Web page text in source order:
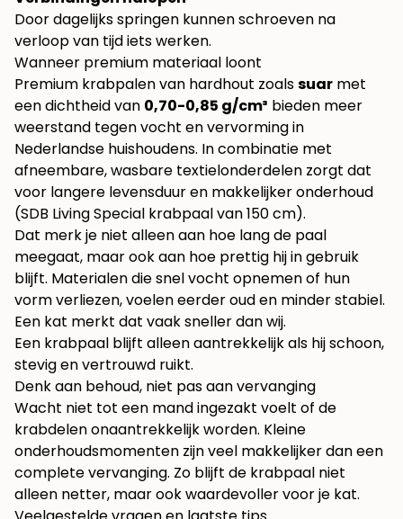
Door dagelijks springen kunnen schroeven na
verloop van tijd iets werken.
Wanneer premium materiaal loont
Premium krabpalen van hardhout zoalssuar met
een dichtheid van 0,70-0,85 g/cm³ bieden meer
weerstand tegen vocht en vervorming in
Nederlandse huishoudens. In combinatie met
afneembare, wasbare textielonderdelen zorgt dat
voor langere levensduur en makkelijker onderhoud
(SDB Living Special krabpaal van 150 cm).
Dat merk je niet alleen aan hoe lang de paal
meegaat, maar ook aan hoe prettig hij in gebruik
blijft. Materialen die snel vocht opnemen of hun
vorm verliezen, voelen eerder oud en minder stabiel.
Een kat merkt dat vaak sneller dan wij.
Een krabpaal blijft alleen aantrekkelijk als hij schoon,
stevig en vertrouwd ruikt.
Denk aan behoud, niet pas aan vervanging
Wacht niet tot een mand ingezakt voelt of de
krabdelen onaantrekkelijk worden. Kleine
onderhoudsmomenten zijn veel makkelijker dan een
complete vervanging. Zo blijft de krabpaal niet
alleen netter, maar ook waardevoller voor je kat.